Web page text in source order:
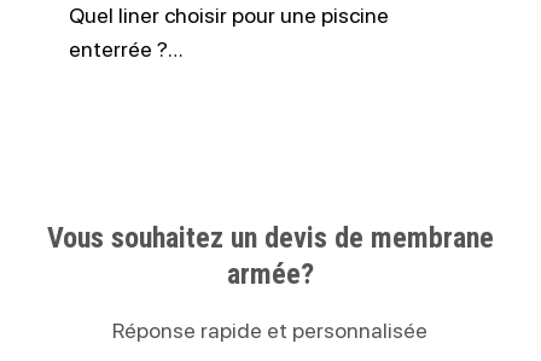
Quel liner choisir pour une piscine
enterrée ?…
Vous souhaitez un devis de membrane
armée?
Réponse rapide et personnalisée